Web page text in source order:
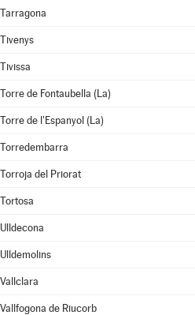
Tarragona
Tivenys
Tivissa
Torre de Fontaubella (La)
Torre de l'Espanyol (La)
Torredembarra
Torroja del Priorat
Tortosa
Ulldecona
Ulldemolins
Vallclara
Vallfogona de Riucorb